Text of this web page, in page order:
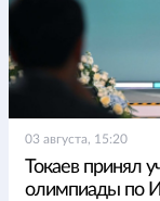
03 августа, 15:20
Токаев принял
олимпиады по